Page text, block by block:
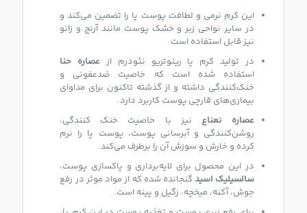
این کرم نرمی و لطافت پوست پا را تضمین می‌کند و
در سایر نواحی زبر و خشک پوست مانند آرنج و زانو
نیز قابل استفاده‌ است.
در تولید کرم پا رینوتریو نئودرم از عصاره حنا
استفاده شده‌ است که خاصیت ضدعفونی و
خنک‌کنندگی داشته و از گذشته تاکنون برای مداوای
بیماری‌های قارچی پوست کاربرد دارد.
عصاره نعناع نیز با خاصیت خنک ‌کنندگی،
روشن‌کنندگی و آبرسانی پوست، پوست پا را نرم
کرده و خارش و سوزش آن را برطرف می‌کند.
در این محصول برای لایه‌برداری و پاکسازی پوست،
سالسیلیک اسیدگنجانده شده که از مواد موثر در رفع
جوش، آکنه، میخچه، زگیل و پینه است.